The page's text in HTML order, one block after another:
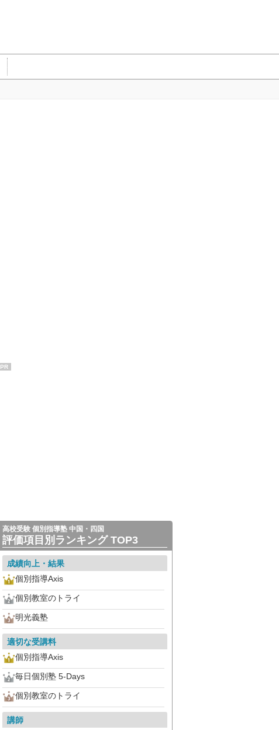
PR
高校受験 個別指導塾 中国・四国
評価項目別ランキング TOP3
成績向上・結果
個別指導Axis
個別教室のトライ
明光義塾
適切な受講料
個別指導Axis
毎日個別塾 5-Days
個別教室のトライ
講師